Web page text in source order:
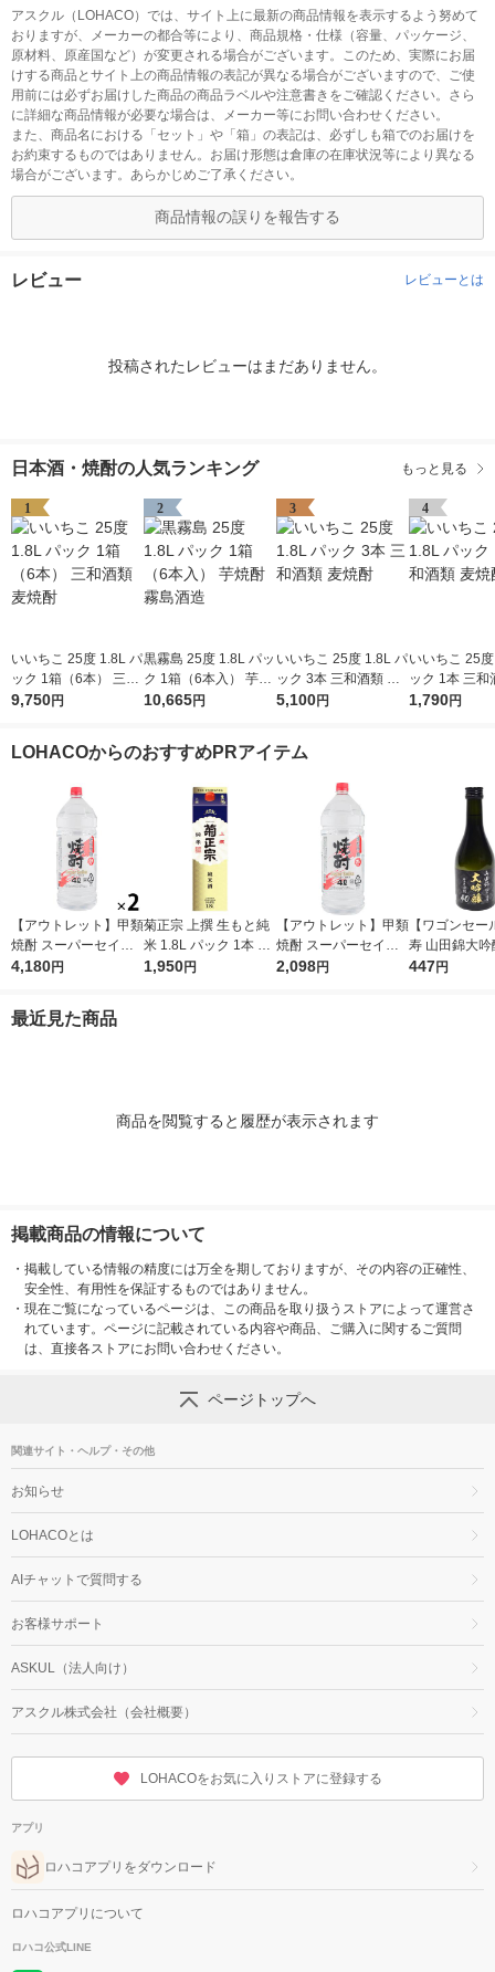
アスクル（LOHACO）では、サイト上に最新の商品情報を表示するよう努めて
おりますが、メーカーの都合等により、商品規格・仕様（容量、パッケージ、
原材料、原産国など）が変更される場合がございます。このため、実際にお届
けする商品とサイト上の商品情報の表記が異なる場合がございますので、ご使
用前には必ずお届けした商品の商品ラベルや注意書きをご確認ください。さら
に詳細な商品情報が必要な場合は、メーカー等にお問い合わせください。
また、商品名における「セット」や「箱」の表記は、必ずしも箱でのお届けを
お約束するものではありません。お届け形態は倉庫の在庫状況等により異なる
場合がございます。あらかじめご了承ください。
商品情報の誤りを報告する
レビュー レビューとは
投稿されたレビューはまだありません。
日本酒・焼酎の人気ランキング もっと見る
1
いいちこ 25度 1.8L パ
ック 1箱（6本） 三和
酒類 麦焼酎
9,750円
2
黒霧島 25度 1.8L パッ
ク 1箱（6本入） 芋焼
酎 霧島酒造
10,665円
3
いいちこ 25度 1.8L パ
ック 3本 三和酒類 麦
焼酎
5,100円
4
いいちこ 25
ック 1本 三和
焼酎
1,790円
LOHACOからのおすすめPRアイテム
【アウトレット】甲類
焼酎 スーパーセイカ
25度 4L 1セット（2
4,180円
菊正宗 上撰 生もと純
米 1.8L パック 1本 日
本酒
1,950円
【アウトレット】甲類
焼酎 スーパーセイカ
25度 4L 1本 東亜酒造
2,098円
【ワゴンセー
寿 山田錦大吟
四割 300ml 1
447円
最近見た商品
商品を閲覧すると履歴が表示されます
掲載商品の情報について
・ 掲載している情報の精度には万全を期しておりますが、その内容の正確性、
安全性、有用性を保証するものではありません。
・ 現在ご覧になっているページは、この商品を取り扱うストアによって運営さ
れています。ページに記載されている内容や商品、ご購入に関するご質問
は、直接各ストアにお問い合わせください。
ページトップへ
関連サイト・ヘルプ・その他
お知らせ
LOHACOとは
AIチャットで質問する
お客様サポート
ASKUL（法人向け）
アスクル株式会社（会社概要）
LOHACOをお気に入りストアに登録する
アプリ
ロハコアプリをダウンロード
ロハコアプリについて
ロハコ公式LINE